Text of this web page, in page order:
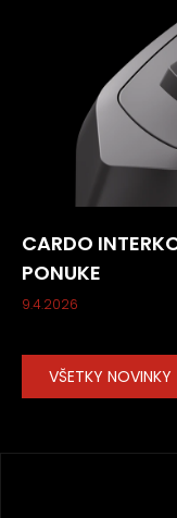
CARDO
PONUKE
9.4.2026
VŠETKY NOVINKY